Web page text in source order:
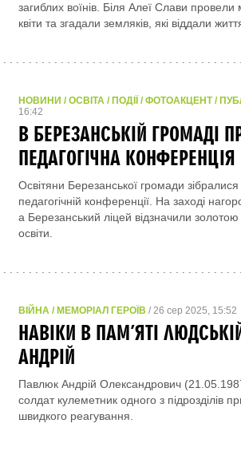
загиблих воїнів. Біля Алеї Слави
квіти та згадали земляків, які віддали
НОВИНИ / ОСВІТА / ПОДІЇ / ФОТОАКЦЕНТ /
16:42
В БЕРЕЗАНСЬКІЙ ГРОМАДІ
ПЕДАГОГІЧНА
Освітяни Березанської громади
педагогічній конференції. На заході
а Березанський ліцей відзначили
освіти.
ВІЙНА / МЕМОРІАЛ ГЕРОЇВ / 26 сер 2025, 15:52
НАВІКИ В ПАМ’ЯТІ
АНДРІЙ
Павлюк Андрій Олександрович
солдат кулеметник одного з підрозділів
швидкого реагування.